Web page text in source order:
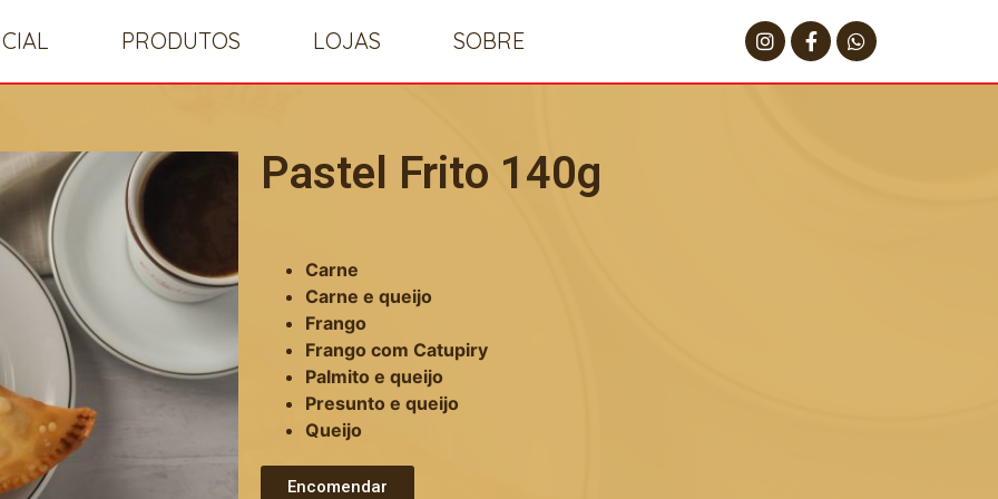
PRODUTOS LOJAS SOBRE
Pastel Frito 140g
Carne
Carne e queijo
Frango
Frango com Catupiry
Palmito e queijo
Presunto e queijo
Queijo
Encomendar